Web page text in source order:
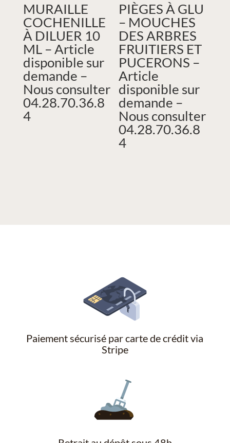
MURAILLE
COCHENILLE
À DILUER 10
ML – Article
disponible sur
demande –
Nous consulter
04.28.70.36.8
4
PIÈGES À GLU
– MOUCHES
DES ARBRES
FRUITIERS ET
PUCERONS –
Article
disponible sur
demande –
Nous consulter
04.28.70.36.8
4
Paiement sécurisé par carte de crédit via
Stripe